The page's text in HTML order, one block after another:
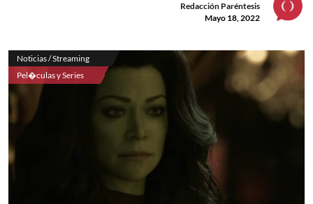
Redacción Paréntesis
Mayo 18, 2022
Noticias / Streaming
Pel�culas y Series